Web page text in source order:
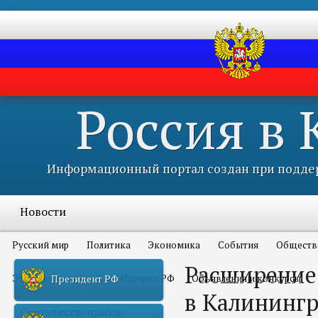
Россия в
Информационный портал создан при
Новости
Русский мир Политика Экономика События
Это интересно всем История РФ Объявления и конкурсы
Соотечественники
Президент РФ
в